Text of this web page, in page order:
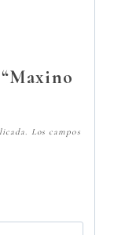
Los campos